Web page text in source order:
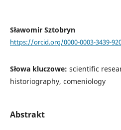
Sławomir Sztobryn
https://orcid.org/0000-0003-3439-
Słowa kluczowe: scientific
historiography, comeniology
Abstrakt